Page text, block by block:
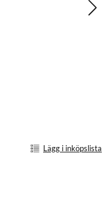
Lägg i inköpslista